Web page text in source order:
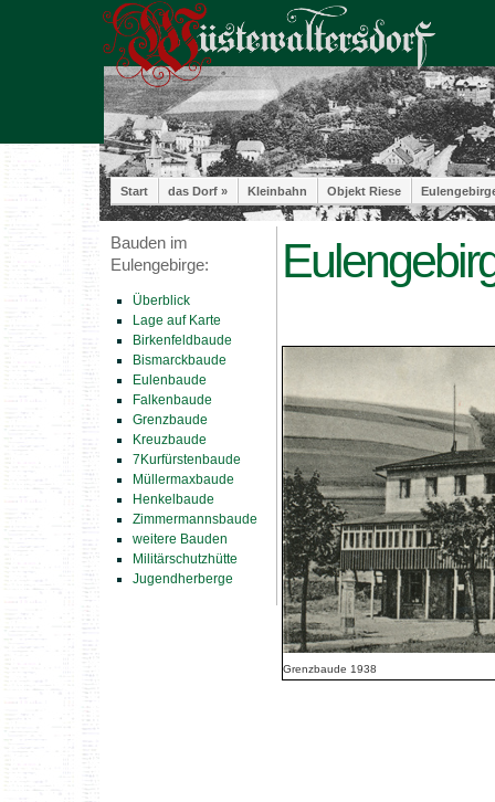
Start das Dorf » Kleinbahn Objekt Riese
Bauden im
Eulengebirge:
Überblick
Lage auf Karte
Birkenfeldbaude
Bismarckbaude
Eulenbaude
Falkenbaude
Grenzbaude
Kreuzbaude
7Kurfürstenbaude
Müllermaxbaude
Henkelbaude
Zimmermannsbaude
weitere Bauden
Militärschutzhütte
Jugendherberge
Grenzbaude 1938